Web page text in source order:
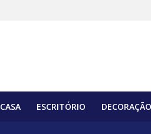
CASA ESCRITÓRIO DECORAÇÃO